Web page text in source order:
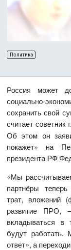
Политика
Россия может
социально-
сохранить свой
считает советник
Об этом он
покажет» на
президента РФ
«Мы
партнёры
трат, вложений
развитие ПРО,
вкладываться в
будут
ответ», а